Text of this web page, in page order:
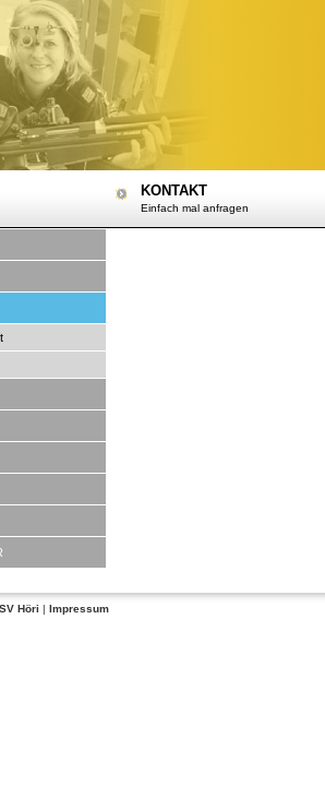
KONTAKT
Einfach mal anfragen
SV Höri | Impressum